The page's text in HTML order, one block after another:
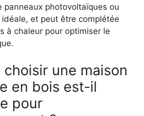
panneaux photovoltaïques ou
et peut être complétée
à chaleur pour optimiser le
choisir une maison
en bois est-il
pour